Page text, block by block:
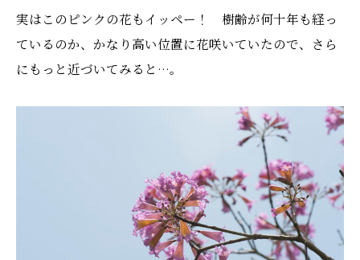
実はこのピンクの花もイッペー！ 樹齢が何十年も経っ
ているのか、かなり高い位置に花咲いていたので、さら
にもっと近づいてみると…。